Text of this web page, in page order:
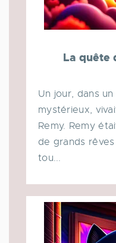
La quête
Un jour, dans
mystérieux,
Remy. Remy
de grands
tou...